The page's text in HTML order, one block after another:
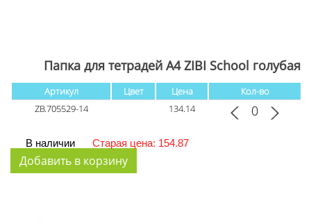
Папка для тетрадей А4 ZIBI School голубая
Артикул Цвет Цена
Кол-во
ZB.705529-14
134.14
В наличии Старая цена: 154.87